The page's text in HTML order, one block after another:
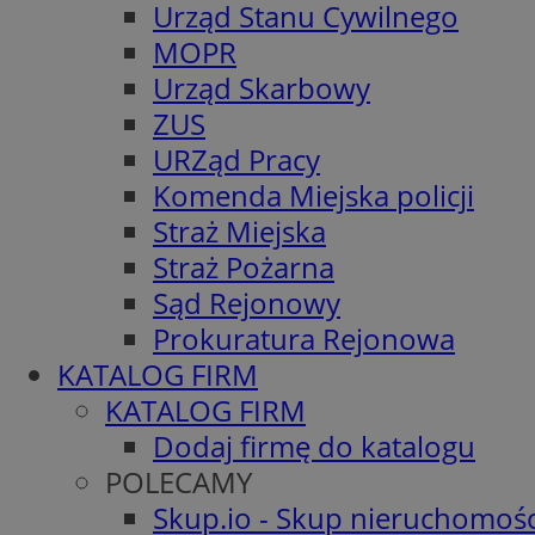
Urząd Stanu Cywilnego
MOPR
Urząd Skarbowy
ZUS
URZąd Pracy
Komenda Miejska policji
Straż Miejska
Straż Pożarna
Sąd Rejonowy
Prokuratura Rejonowa
KATALOG FIRM
KATALOG FIRM
Dodaj firmę do katalogu
POLECAMY
Skup.io - Skup